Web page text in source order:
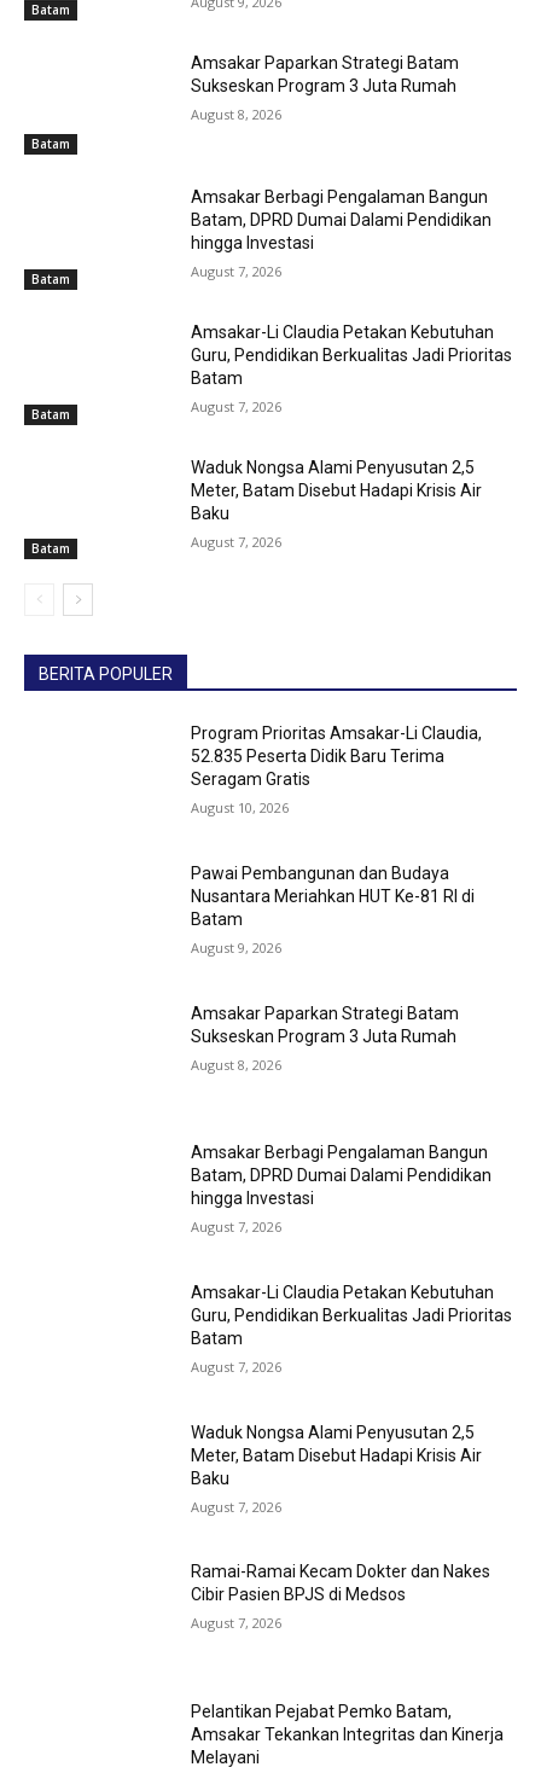
Batam
Batam
Amsakar Paparkan Strategi Batam
Sukseskan Program 3 Juta Rumah
August 8, 2026
Batam
Amsakar Berbagi Pengalaman Bangun
Batam, DPRD Dumai Dalami Pendidikan
hingga Investasi
August 7, 2026
Batam
Amsakar-Li Claudia Petakan Kebutuhan
Guru, Pendidikan Berkualitas Jadi Prioritas
Batam
August 7, 2026
Batam
Waduk Nongsa Alami Penyusutan 2,5
Meter, Batam Disebut Hadapi Krisis Air
Baku
August 7, 2026
BERITA POPULER
Program Prioritas Amsakar-Li Claudia,
52.835 Peserta Didik Baru Terima
Seragam Gratis
August 10, 2026
Pawai Pembangunan dan Budaya
Nusantara Meriahkan HUT Ke-81 RI di
Batam
August 9, 2026
Amsakar Paparkan Strategi Batam
Sukseskan Program 3 Juta Rumah
August 8, 2026
Amsakar Berbagi Pengalaman Bangun
Batam, DPRD Dumai Dalami Pendidikan
hingga Investasi
August 7, 2026
Amsakar-Li Claudia Petakan Kebutuhan
Guru, Pendidikan Berkualitas Jadi Prioritas
Batam
August 7, 2026
Waduk Nongsa Alami Penyusutan 2,5
Meter, Batam Disebut Hadapi Krisis Air
Baku
August 7, 2026
Ramai-Ramai Kecam Dokter dan Nakes
Cibir Pasien BPJS di Medsos
August 7, 2026
Pelantikan Pejabat Pemko Batam,
Amsakar Tekankan Integritas dan Kinerja
Melayani